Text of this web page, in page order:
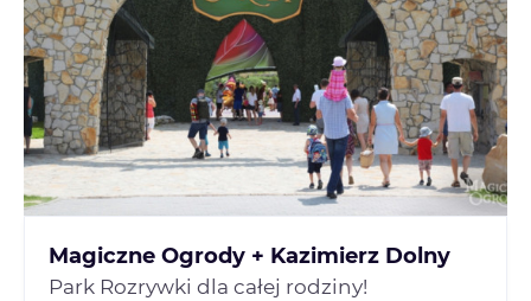
Magiczne Ogrody + Kazimierz Dolny
Park Rozrywki dla całej rodziny!